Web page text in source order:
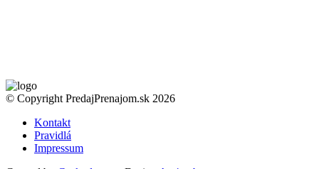
© Copyright PredajPrenajom.sk 2026
Kontakt
Pravidlá
Impressum